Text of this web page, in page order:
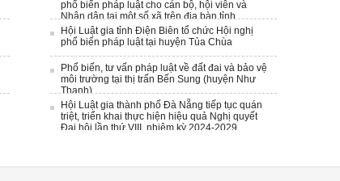
phổ biến pháp luật cho cán bộ, hội viên và
Nhân dân tại một số xã trên điạ bàn tỉnh
Hội Luật gia tỉnh Điện Biên tổ chức Hội nghị
phổ biến pháp luật tại huyện Tủa Chùa
Phổ biến, tư vấn pháp luật về đất đai và bảo vệ
môi trường tại thị trấn Bến Sung (huyện Như
Thanh)
Hội Luật gia thành phố Đà Nẵng tiếp tục quán
triệt, triển khai thực hiện hiệu quả Nghị quyết
Đại hội lần thứ VIII, nhiệm kỳ 2024-2029